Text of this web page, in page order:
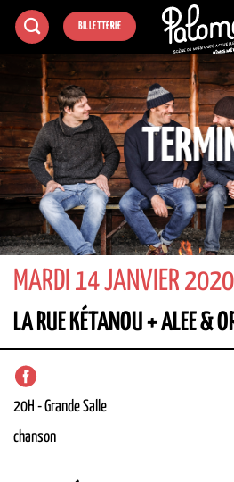
Passer
contenu
BILLETTERIE
MARDI 14 JANVIER
LA RUE KÉTANOU + ALEE &
20H -Grande Salle
chanson